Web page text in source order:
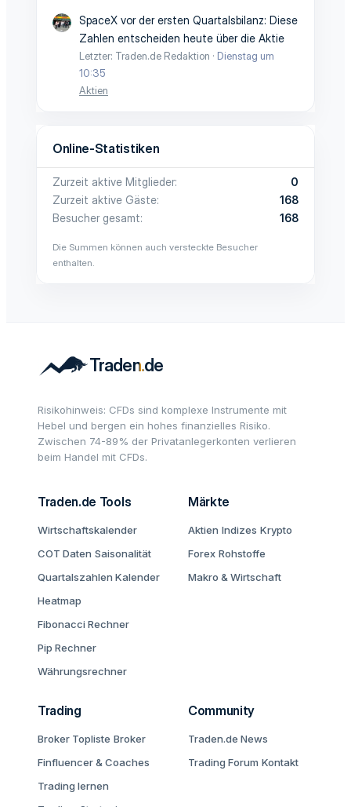
SpaceX vor der ersten Quartalsbilanz: Diese
Zahlen entscheiden heute über die Aktie
Letzter: Traden.de Redaktion
Dienstag um
10:35
Aktien
Online-Statistiken
Zurzeit aktive Mitglieder
0
Zurzeit aktive Gäste
168
Besucher gesamt
168
Die Summen können auch versteckte Besucher
enthalten.
Risikohinweis: CFDs sind komplexe Instrumente mit
Hebel und bergen ein hohes finanzielles Risiko.
Zwischen 74-89% der Privatanlegerkonten verlieren
beim Handel mit CFDs.
Traden.de Tools
Wirtschaftskalender
COT Daten Saisonalität
Quartalszahlen Kalender
Heatmap
Fibonacci Rechner
Pip Rechner
Währungsrechner
Märkte
Aktien Indizes Krypto
Forex Rohstoffe
Makro & Wirtschaft
Trading
Broker Topliste Broker
Finfluencer & Coaches
Trading lernen
Community
Traden.de News
Trading Forum Kontakt